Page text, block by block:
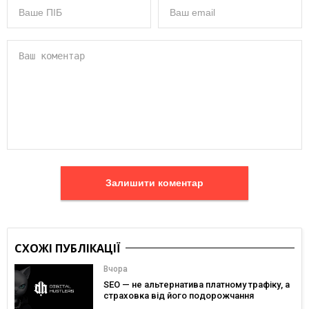
Залишити коментар
СХОЖІ ПУБЛІКАЦІЇ
Вчора
SEO — не альтернатива платному трафіку, а
страховка від його подорожчання